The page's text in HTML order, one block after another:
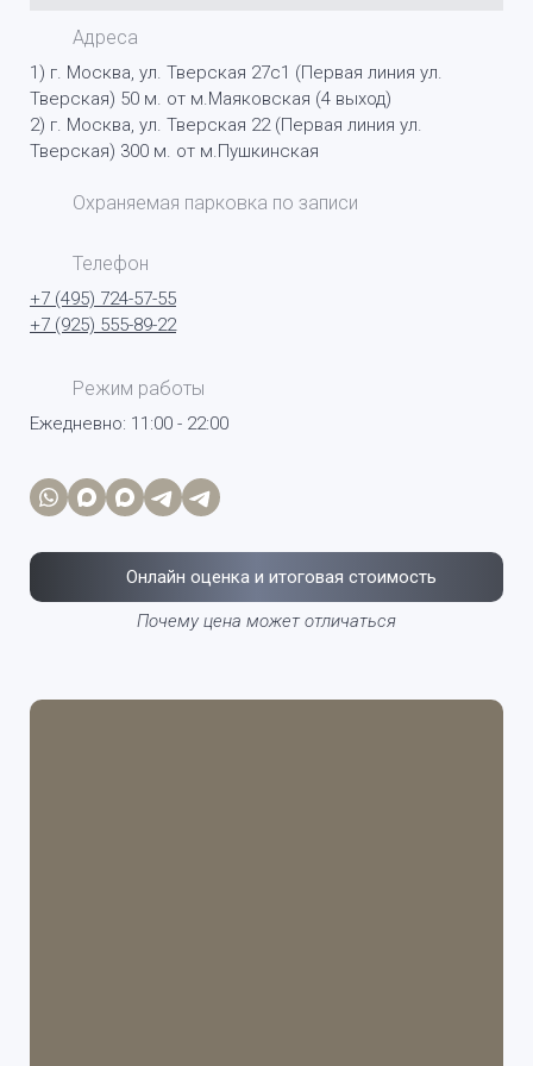
Адреса
1) г. Москва, ул. Тверская 27с1 (Первая линия ул.
Тверская) 50 м. от м.Маяковская (4 выход)
2) г. Москва, ул. Тверская 22 (Первая линия ул.
Тверская) 300 м. от м.Пушкинская
Охраняемая парковка по записи
Телефон
+7 (495) 724-57-55
+7 (925) 555-89-22
Режим работы
Ежедневно: 11:00 - 22:00
Онлайн оценка и итоговая стоимость
Почему цена может отличаться